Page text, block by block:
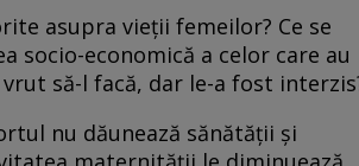
asupra vieții femeilor? Ce se
socio-economică a celor care au
să-l facă, dar le-a fost
nu dăunează sănătății și